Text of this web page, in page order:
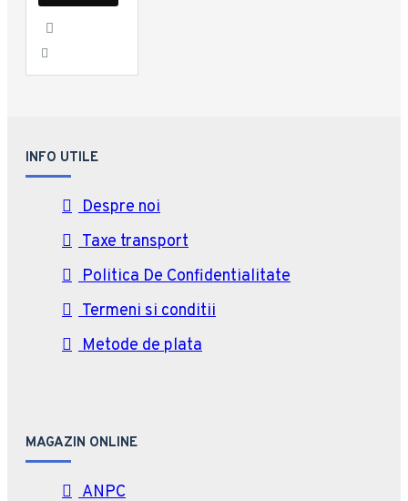
INFO UTILE
Despre noi
Taxe transport
Politica De Confidentialitate
Termeni si conditii
Metode de plata
MAGAZIN ONLINE
ANPC